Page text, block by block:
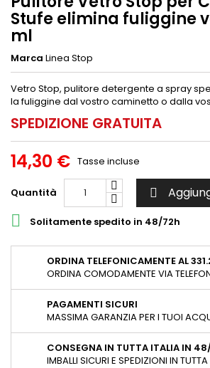
Stufe elimina fuliggine
ml
Marca Linea Stop
Vetro Stop, pulitore detergente a spray
la fuliggine dal vostro caminetto o dalla
SPEDIZIONE GRATUITA
14,30 € Tasse incluse
Quantità 
 Solitamente spedito in 48/72h
ORDINA TELEFONICAMENTE AL
ORDINA COMODAMENTE VIA
PAGAMENTI SICURI
MASSIMA GARANZIA PER I TUOI
CONSEGNA IN TUTTA ITALIA IN
IMBALLI SICURI E SPEDIZIONI IN